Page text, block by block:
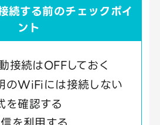
続する前のチェックポイ
ント
接続はOFFしておく
のWiFiには接続しない
を確認する